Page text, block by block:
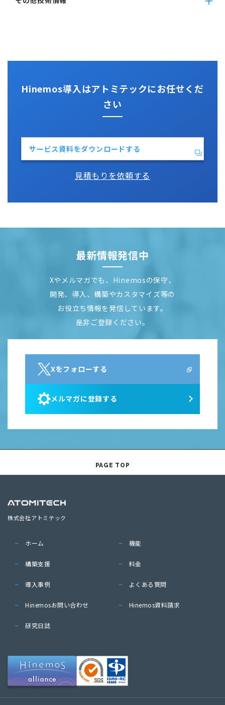
CloudGate UNO
Hinemos導入はアトミテックにお任せくだ
さい
サービス資料をダウンロードする
見積もりを依頼する
最新情報発信中
Xやメルマガでも、Hinemosの保守、
開発、導入、構築やカスタマイズ等の
お役立ち情報を発信しています。
是非ご登録ください。
Xをフォローする
メルマガに登録する
PAGE TOP
株式会社アトミテック
ホーム 機能
構築支援 料金
導入事例 よくある質問
Hinemosお問い合わせ Hinemos資料請求
研究日誌